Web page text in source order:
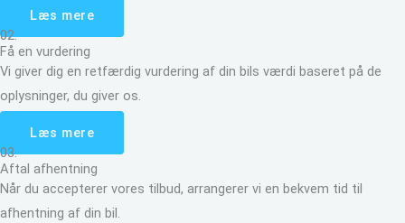
Læs mere
02.
Få en vurdering
Vi giver dig en retfærdig vurdering af din bils værdi baseret på de
oplysninger, du giver os.
Læs mere
03.
Aftal afhentning
Når du accepterer vores tilbud, arrangerer vi en bekvem tid til
afhentning af din bil.